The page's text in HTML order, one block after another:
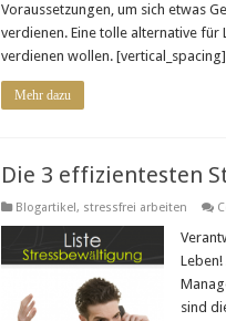
Voraussetzungen, um sich etwas
verdienen. Eine tolle alternative
verdienen wollen.
Mehr dazu
Die 3 effizientesten
Blogartikel , stressfrei arbeiten
sind